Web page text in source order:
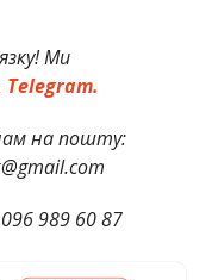
Ми
Telegram.
на пошту:
989 60 87